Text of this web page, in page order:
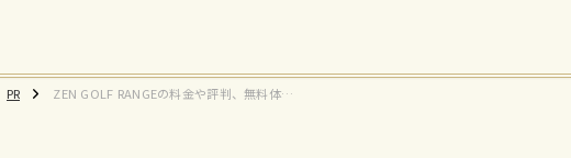
PR
ZEN GOLF RANGEの料金や評判、無料体験